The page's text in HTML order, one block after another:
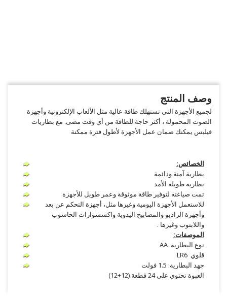
وصف المنتج
لجميع الأجهزة التي تستهلك طاقة عالية مثل الألعاب الإلكترونية وأجهزة
الصوت المحمولة ، أكثر حاجة للطاقة من أي وقت مضى. مع بطاريات
فيلبس يمكنك ضمان عمل الأجهزة لأطول فترة ممكنة
الخصائص:
بطارية آمنة ودائمة
بطارية طويلة الأمد
تمت صياغته لتوفير طاقة موثوقة وعمر طويل للأجهزة
للاستعمل الأجهزة اليومية وغيرها مثل، أجهزة التحكم عن بعد
وأجهزة الراديو والمصابيح اليدوية واكسسوارات الحاسوب
واللابتوب وغيرها .
الموصفات:
نوع البطارية: AA
قلوي LR6
جهد البطارية: 1.5 فولت
العبوة تحتوي على 24 قطعة (12+12)